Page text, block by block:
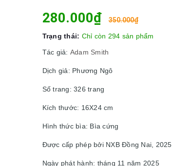
280.000₫ 350.000₫
Trạng thái: Chỉ còn 294 sản phẩm
Tác giả: Adam Smith
Dịch giả: Phương Ngô
Số trang: 326 trang
Kích thước: 16X24 cm
Hình thức bìa: Bìa cứng
Được cấp phép bởi NXB Đồng Nai, 2025
Ngày phát hành: tháng 11 năm 2025